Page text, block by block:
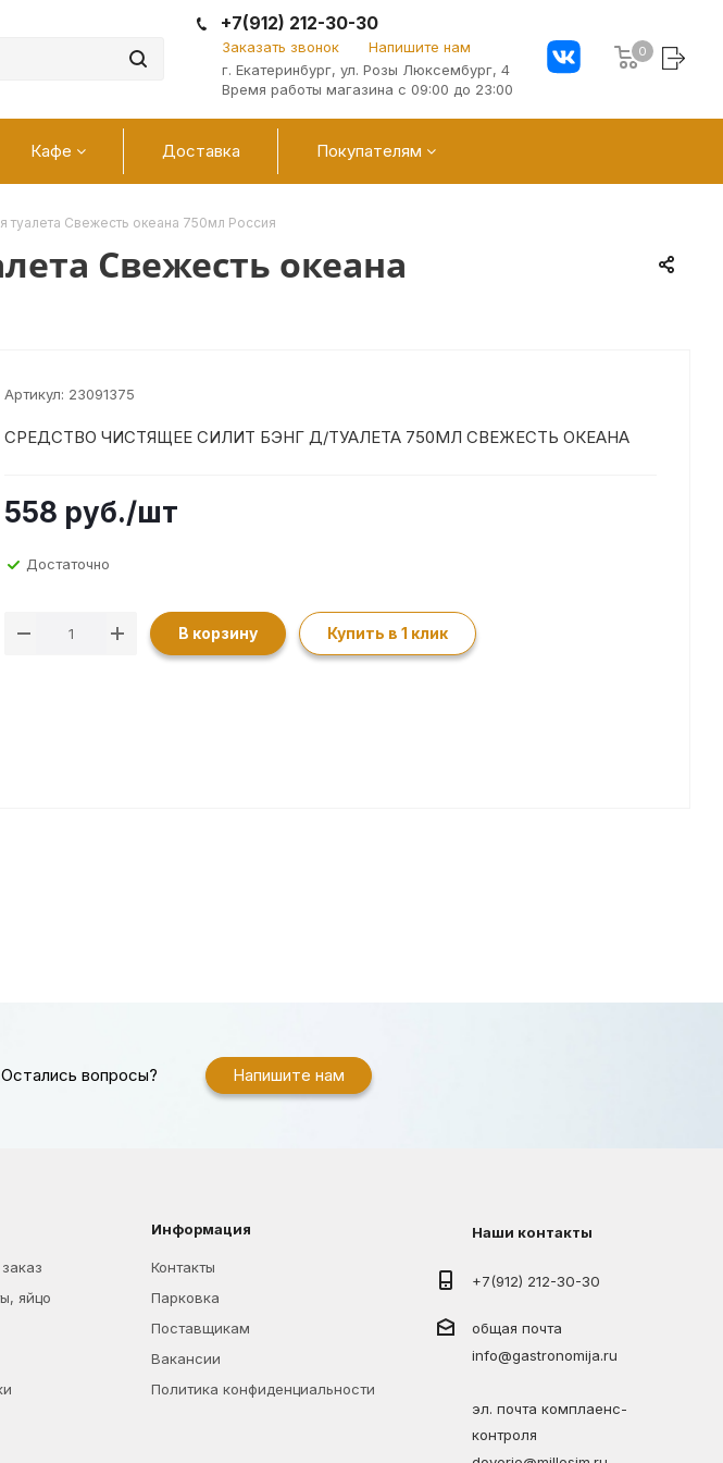
+7(912) 212-30-30
Заказать звонок
Напишите нам
г. Екатеринбург, ул. Розы Люксембург, 4
Время работы магазина с 09:00 до 23:00
0
Кафе Доставка Покупателям
туалета Свежесть океана 750мл Россия
Свежесть океана
Артикул: 23091375
СРЕДСТВО ЧИСТЯЩЕЕ СИЛИТ БЭНГ Д/ТУАЛЕТА 750МЛ СВЕЖЕСТЬ ОКЕАНА
558 руб./шт
Достаточно
В корзину Купить в 1 клик
Остались вопросы? Напишите нам
яйцо
Информация
Контакты
Парковка
Поставщикам
Вакансии
Политика конфиденциальности
Наши контакты
+7(912) 212-30-30
общая почта
info@gastronomija.ru
эл. почта комплаенс-
контроля